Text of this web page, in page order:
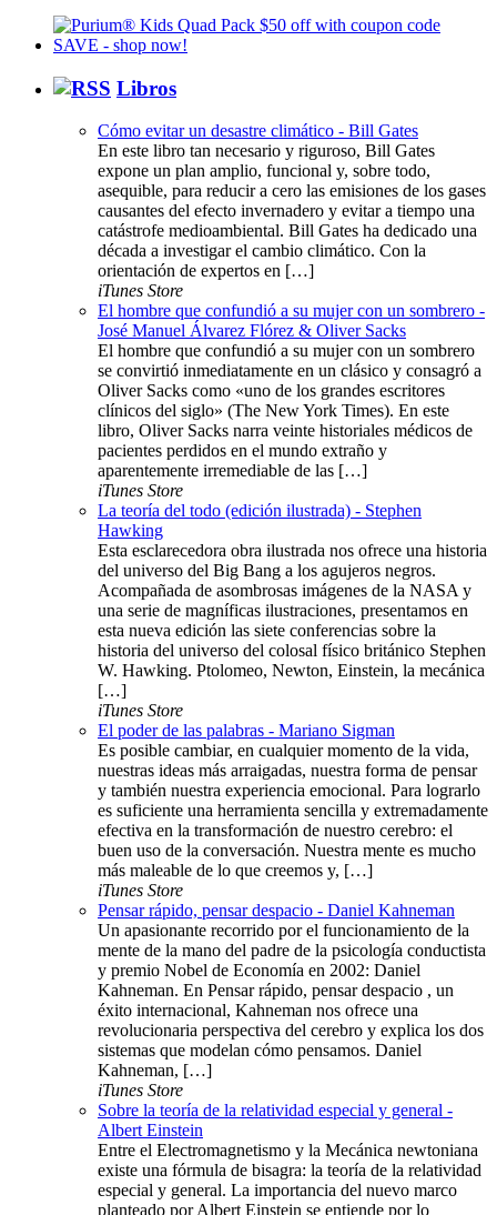
Libros
Cómo evitar un desastre climático - Bill Gates
En este libro tan necesario y riguroso, Bill Gates
expone un plan amplio, funcional y, sobre todo,
asequible, para reducir a cero las emisiones de los gases
causantes del efecto invernadero y evitar a tiempo una
catástrofe medioambiental. Bill Gates ha dedicado una
década a investigar el cambio climático. Con la
orientación de expertos en […]
iTunes Store
El hombre que confundió a su mujer con un sombrero -
José Manuel Álvarez Flórez & Oliver Sacks
El hombre que confundió a su mujer con un sombrero
se convirtió inmediatamente en un clásico y consagró a
Oliver Sacks como «uno de los grandes escritores
clínicos del siglo» (The New York Times). En este
libro, Oliver Sacks narra veinte historiales médicos de
pacientes perdidos en el mundo extraño y
aparentemente irremediable de las […]
iTunes Store
La teoría del todo (edición ilustrada) - Stephen
Hawking
Esta esclarecedora obra ilustrada nos ofrece una historia
del universo del Big Bang a los agujeros negros.
Acompañada de asombrosas imágenes de la NASA y
una serie de magníficas ilustraciones, presentamos en
esta nueva edición las siete conferencias sobre la
historia del universo del colosal físico británico Stephen
W. Hawking. Ptolomeo, Newton, Einstein, la mecánica
[…]
iTunes Store
El poder de las palabras - Mariano Sigman
Es posible cambiar, en cualquier momento de la vida,
nuestras ideas más arraigadas, nuestra forma de pensar
y también nuestra experiencia emocional. Para lograrlo
es suficiente una herramienta sencilla y extremadamente
efectiva en la transformación de nuestro cerebro: el
buen uso de la conversación. Nuestra mente es mucho
más maleable de lo que creemos y, […]
iTunes Store
Pensar rápido, pensar despacio - Daniel Kahneman
Un apasionante recorrido por el funcionamiento de la
mente de la mano del padre de la psicología conductista
y premio Nobel de Economía en 2002: Daniel
Kahneman. En Pensar rápido, pensar despacio , un
éxito internacional, Kahneman nos ofrece una
revolucionaria perspectiva del cerebro y explica los dos
sistemas que modelan cómo pensamos. Daniel
Kahneman, […]
iTunes Store
Sobre la teoría de la relatividad especial y general -
Albert Einstein
Entre el Electromagnetismo y la Mecánica newtoniana
existe una fórmula de bisagra: la teoría de la relatividad
especial y general. La importancia del nuevo marco
planteado por Albert Einstein se entiende por lo